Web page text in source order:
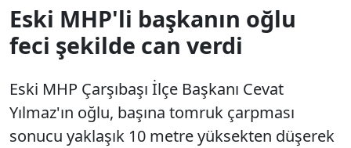
Eski MHP'li başkanın oğlu
feci şekilde can verdi
Eski MHP Çarşıbaşı İlçe Başkanı Cevat
Yılmaz'ın oğlu, başına tomruk çarpması
sonucu yaklaşık 10 metre yüksekten düşerek